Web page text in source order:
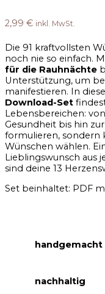
2,99 € inkl. MwSt.
Die 91 kraftvollsten
noch nie so einfach.
für die Rauhnächte
Unterstützung, um
manifestieren. In
Download-Set
Lebensbereichen:
Gesundheit bis hin
formulieren, sondern
Wünschen wählen.
Lieblingswunsch aus
sind deine 13
Set beinhaltet: PDF
handgemacht
nachhaltig